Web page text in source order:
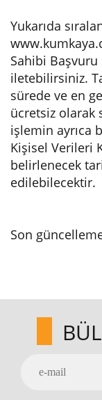
Yukarıda
Sahibi
iletebilirsiniz.
sürede ve en
ücretsiz olarak
işlemin ayrıca
Kişisel Verileri
belirlenecek
edilebilecektir.
Son